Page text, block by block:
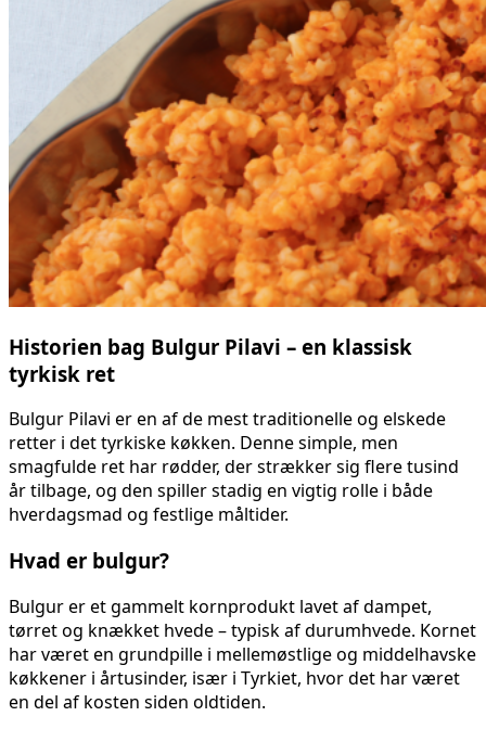
Historien bag Bulgur Pilavi – en klassisk
tyrkisk ret
Bulgur Pilavi er en af de mest traditionelle og elskede
retter i det tyrkiske køkken. Denne simple, men
smagfulde ret har rødder, der strækker sig flere tusind
år tilbage, og den spiller stadig en vigtig rolle i både
hverdagsmad og festlige måltider.
Hvad er bulgur?
Bulgur er et gammelt kornprodukt lavet af dampet,
tørret og knækket hvede – typisk af durumhvede. Kornet
har været en grundpille i mellemøstlige og middelhavske
køkkener i årtusinder, især i Tyrkiet, hvor det har været
en del af kosten siden oldtiden.